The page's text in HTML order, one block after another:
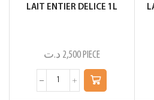
LAIT ENTIER DELICE 1L
2,500 د.ت PIECE